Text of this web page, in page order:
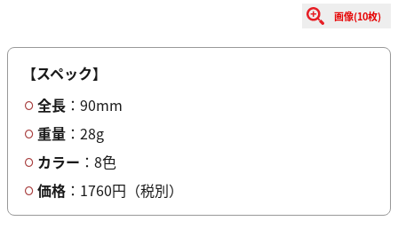
画像(10枚)
【スペック】
全長 ：90mm
重量 ：28g
カラー ：8色
価格 ：1760円（税別）